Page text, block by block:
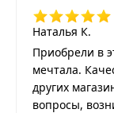
Наталья К.
Приобрели в
мечтала.
других
вопросы,